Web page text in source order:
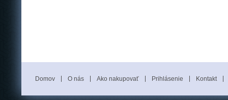
Domov O nás Ako nakupovať Prihlásenie Kontakt